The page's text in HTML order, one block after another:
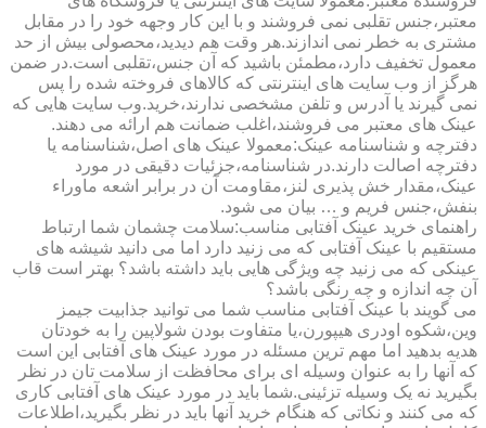
معتبر،جنس تقلبی نمی فروشند و با این کار وجهه خود را در مقابل
مشتری به خطر نمی اندازند.هر وقت هم دیدید،محصولی بیش از حد
معمول تخفیف دارد،مطمئن باشید که آن جنس،تقلبی است.در ضمن
هرگز از وب سایت های اینترنتی که کالاهای فروخته شده را پس
نمی گیرند یا آدرس و تلفن مشخصی ندارند،خرید.وب سایت هایی که
عینک های معتبر می فروشند،اغلب ضمانت هم ارائه می دهند.
دفترچه و شناسنامه عینک:معمولا عینک های اصل،شناسنامه یا
دفترچه اصالت دارند.در شناسنامه،جزئیات دقیقی در مورد
عینک،مقدار خش پذیری لنز،مقاومت آن در برابر اشعه ماوراء
بنفش،جنس فریم و … بیان می شود.
راهنمای خرید عینک آفتابی مناسب:سلامت چشمان شما ارتباط
مستقیم با عینک آفتابی که می زنید دارد اما می دانید شیشه های
عینکی که می زنید چه ویژگی هایی باید داشته باشد؟ بهتر است قاب
آن چه اندازه و چه رنگی باشد؟
می گویند با عینک آفتابی مناسب شما می توانید جذابیت جیمز
وین،شکوه اودری هیپورن،یا متفاوت بودن شولاپین را به خودتان
هدیه بدهید اما مهم ترین مسئله در مورد عینک های آفتابی این است
که آنها را به عنوان وسیله ای برای محافظت از سلامت تان در نظر
بگیرید نه یک وسیله تزئینی.شما باید در مورد عینک های آفتابی کاری
که می کنند و نکاتی که هنگام خرید آنها باید در نظر بگیرید،اطلاعات